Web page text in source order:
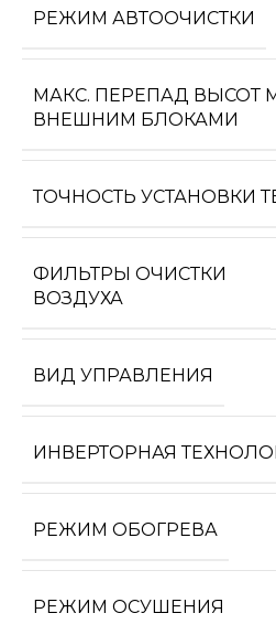
РЕЖИМ АВТООЧИСТКИ
МАКС. ПЕРЕПАД ВЫСОТ
ВНЕШНИМ БЛОКАМИ
ТОЧНОСТЬ УСТАНОВКИ
ФИЛЬТРЫ ОЧИСТКИ
ВОЗДУХА
ВИД УПРАВЛЕНИЯ
ИНВЕРТОРНАЯ
РЕЖИМ ОБОГРЕВА
РЕЖИМ ОСУШЕНИЯ